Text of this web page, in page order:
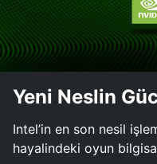
Yeni Neslin
Intel’in en son nesil
hayalindeki oyun